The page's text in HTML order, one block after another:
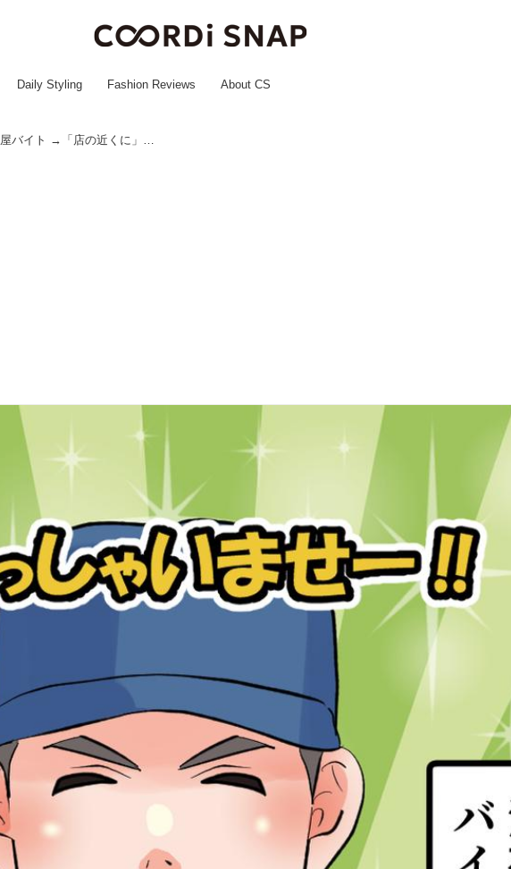
Daily Styling Fashion Reviews About CS
「一度もなかった？」深夜の牛丼屋バイト →「店の近くに」次々人が辞める『本当の理由』に「引いた」